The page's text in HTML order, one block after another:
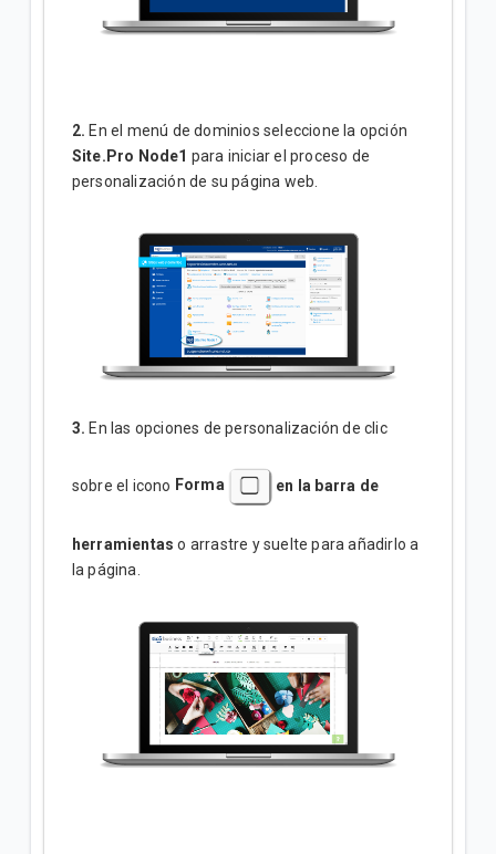
2. En el menú de dominios seleccione la opción
Site.Pro Node1 para iniciar el proceso de
personalización de su página web.
3. En las opciones de personalización de clic
sobre el icono Forma en la barra de
herramientaso arrastre y suelte para añadirlo a
la página.